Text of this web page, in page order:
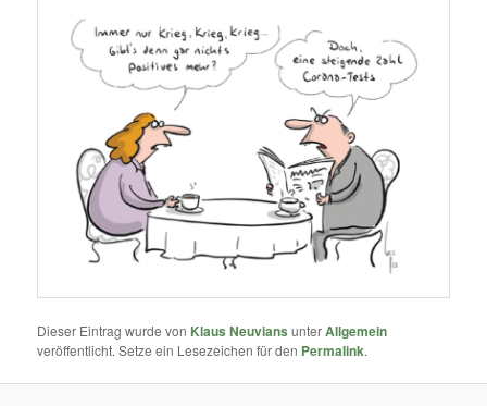
Dieser Eintrag wurde von Klaus Neuvians unterAllgemein
veröffentlicht. Setze ein Lesezeichen für den Permalink.